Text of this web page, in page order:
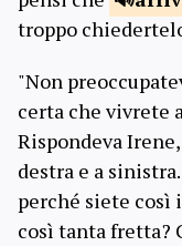
troppo
"Non
certa che vivrete
Rispondeva
destra e a
perché siete
così tanta fretta?